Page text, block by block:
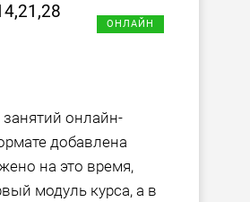
ОНЛАЙН
занятий онлайн-
добавлена
на это время,
модуль курса, а в